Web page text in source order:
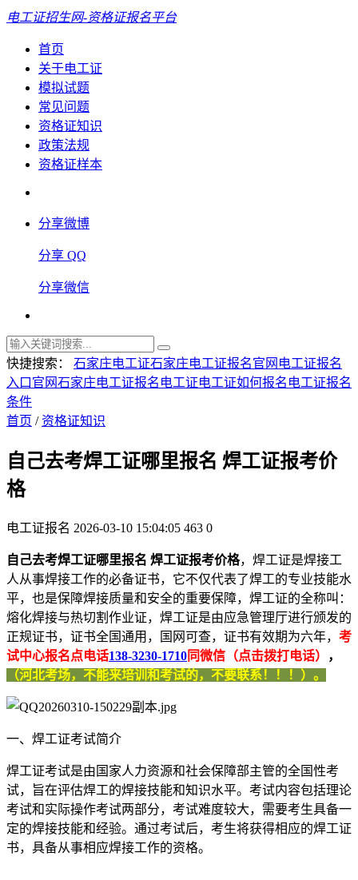
电工证招生网-资格证报名平台
首页
关于电工证
模拟试题
常见问题
资格证知识
政策法规
资格证样本
分享微博
分享 QQ
分享微信
快捷搜索： 石家庄电工证石家庄电工证报名官网 电工证报名
入口官网石家庄电工证报名 电工证电工证如何报名 电工证报名
条件
首页 / 资格证知识
自己去考焊工证哪里报名 焊工证报考价
格
电工证报名 2026-03-10 15:04:05 463 0
自己去考焊工证哪里报名 焊工证报考价格，焊工证是焊接工
人从事焊接工作的必备证书，它不仅代表了焊工的专业技能水
平，也是保障焊接质量和安全的重要保障，焊工证的全称叫：
熔化焊接与热切割作业证，焊工证是由应急管理厅进行颁发的
正规证书，证书全国通用，国网可查，证书有效期为六年， 考
试中心报名点电话138-3230-1710同微信（点击拨打电话）
，
（河北考场，不能来培训和考试的，不要联系！！！）。
一、焊工证考试简介
焊工证考试是由国家人力资源和社会保障部主管的全国性考
试，旨在评估焊工的焊接技能和知识水平。考试内容包括理论
考试和实际操作考试两部分，考试难度较大，需要考生具备一
定的焊接技能和经验。通过考试后，考生将获得相应的焊工证
书，具备从事相应焊接工作的资格。